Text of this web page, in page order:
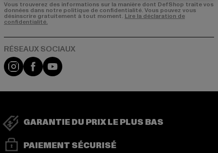
Vous trouverez des informations sur la manière dont DefShop traite vos
données dans notre politique de confidentialité. Vous pouvez vous
désinscrire gratuitement à tout moment.Lire la déclaration de
confidentialité.
Visit our Instagram page:
Visit our Facebook page:
Visit our YouTube channel:
GARANTIE DU PRIX LE PLUS BAS
PAIEMENT SÉCURISÉ